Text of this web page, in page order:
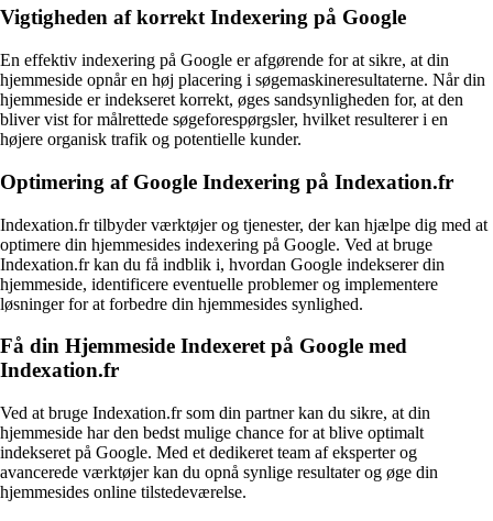
Vigtigheden af korrekt Indexering på Google
En effektiv indexering på Google er afgørende for at sikre, at din
hjemmeside opnår en høj placering i søgemaskineresultaterne. Når din
hjemmeside er indekseret korrekt, øges sandsynligheden for, at den
bliver vist for målrettede søgeforespørgsler, hvilket resulterer i en
højere organisk trafik og potentielle kunder.
Optimering af Google Indexering på Indexation.fr
Indexation.fr tilbyder værktøjer og tjenester, der kan hjælpe dig med at
optimere din hjemmesides indexering på Google. Ved at bruge
Indexation.fr kan du få indblik i, hvordan Google indekserer din
hjemmeside, identificere eventuelle problemer og implementere
løsninger for at forbedre din hjemmesides synlighed.
Få din Hjemmeside Indexeret på Google med
Indexation.fr
Ved at bruge Indexation.fr som din partner kan du sikre, at din
hjemmeside har den bedst mulige chance for at blive optimalt
indekseret på Google. Med et dedikeret team af eksperter og
avancerede værktøjer kan du opnå synlige resultater og øge din
hjemmesides online tilstedeværelse.